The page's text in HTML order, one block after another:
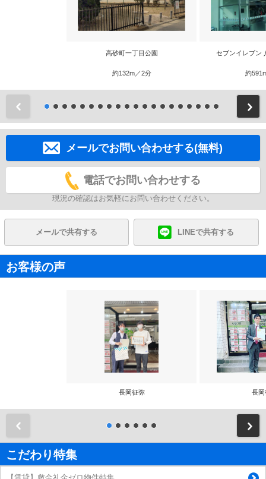
高砂町一丁目公園
約132m／2分
セブンイレブン
約
メールでお問い合わせする(無料)
電話でお問い合わせする
現況の確認はお気軽にお問い合わせください。
メールで共有する LINEで共有する
お客様の声
長岡征弥 長岡
こだわり特集